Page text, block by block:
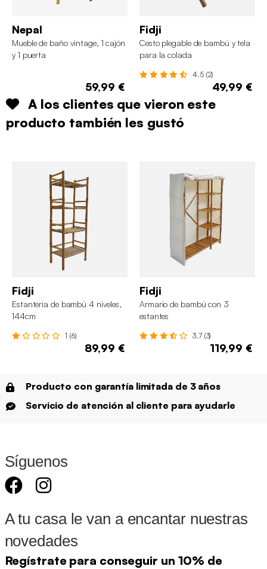
Nepal
Mueble de baño vintage, 1 cajón
y 1 puerta
59,99 €
Fidji
Cesto plegable de bambú y tela
para la colada
4.5 (2)
49,99 €
A los clientes que vieron este
producto también les gustó
Fidji
Estantería de bambú 4 niveles,
144cm
1 (6)
89,99 €
Fidji
Armario de bambú con 3
estantes
3.7 (3)
119,99 €
Producto con garantía limitada de 3 años
Servicio de atención al cliente para ayudarle
Síguenos
A tu casa le van a encantar nuestras
novedades
Regístrate para conseguir un 10% de